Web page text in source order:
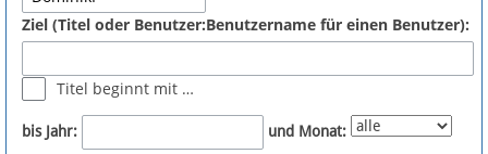
Newsletter
Ziel (Titel oder Benutzer:Benutzername für einen Benutzer):
Titel beginnt mit …
bis Jahr: und Monat: